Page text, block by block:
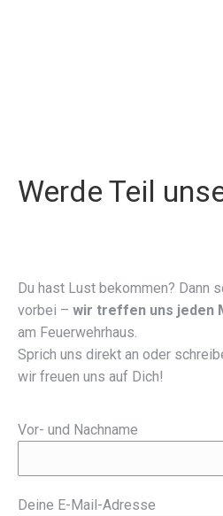
Werde Teil
Du hast Lust bekommen? Dann
vorbei – wir treffen uns jeden
am Feuerwehrhaus.
Sprich uns direkt an oder
wir freuen uns auf Dich!
Vor- und Nachname
Deine E-Mail-Adresse